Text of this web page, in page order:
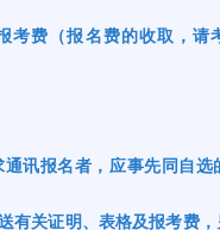
考费（报名费的收取，请
通讯报名者，应事先同自选
有关证明、表格及报考费